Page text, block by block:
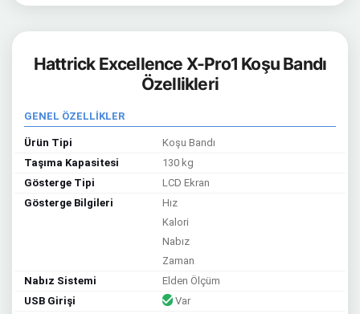
Hattrick Excellence X-Pro1 Koşu Bandı
Özellikleri
GENEL ÖZELLİKLER
Ürün Tipi
Koşu Bandı
Taşıma Kapasitesi
130 kg
Gösterge Tipi
LCD Ekran
Gösterge Bilgileri
Hız
Kalori
Nabız
Zaman
Nabız Sistemi
Elden Ölçüm
USB Girişi
Var